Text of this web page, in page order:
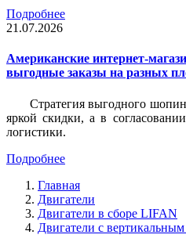
Подробнее
21.07.2026
Американские интернет-
выгодные заказы на разных
Стратегия выгодного
яркой скидки, а в
логистики.
Подробнее
Главная
Двигатели
Двигатели в сборе LIFAN
Двигатели с